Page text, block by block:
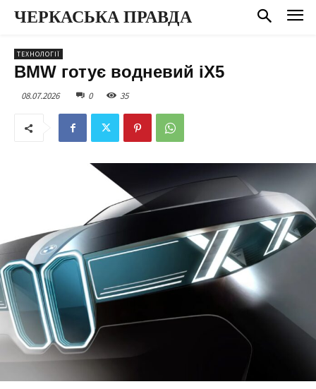
ЧЕРКАСЬКА ПРАВДА
ТЕХНОЛОГІЇ
BMW готує водневий iX5
08.07.2026 0 35